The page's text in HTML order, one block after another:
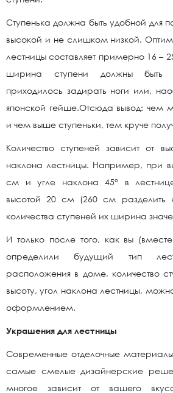
Ступенька должна быть удобной для
высокой и не слишком низкой.
лестницы составляет примерно 16 –
ширина ступени должны быть
приходилось задирать ноги или,
японской гейше.Отсюда вывод: чем
и чем выше ступеньки, тем круче
Количество ступеней зависит от
наклона лестницы. Например, при
см и угле наклона 45° в
высотой 20 см (260 см разделить
количества ступеней их ширина
И только после того, как вы
определили будущий тип
расположения в доме, количество
высоту, угол наклона лестницы,
оформлением.
Украшения для лестницы
Современные отделочные материалы
самые смелые дизайнерские
многое зависит от вашего